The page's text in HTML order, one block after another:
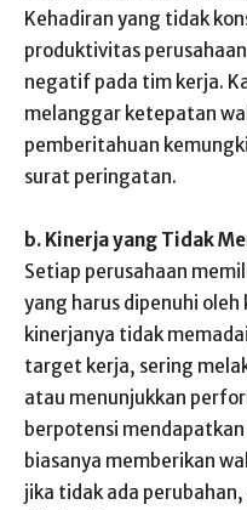
Kehadiran yang tidak
produktivitas
negatif pada tim kerja.
melanggar ketepatan
pemberitahuan
surat peringatan.
b. Kinerja yang Tidak
Setiap perusahaan
yang harus dipenuhi
kinerjanya tidak
target kerja, sering
atau menunjukkan
berpotensi
biasanya memberikan
jika tidak ada